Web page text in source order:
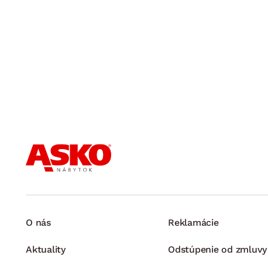
O nás
Aktuality
Reklamácie
Odstúpenie od zmluvy